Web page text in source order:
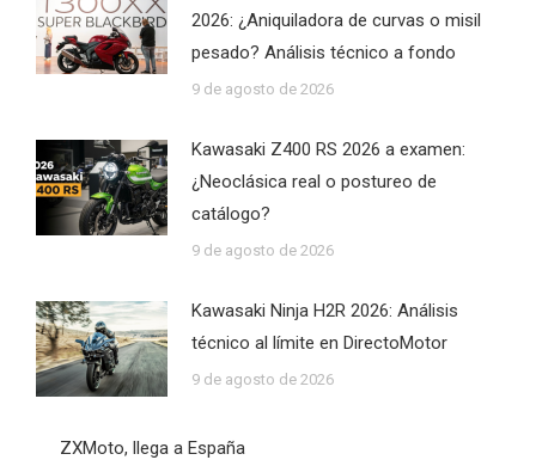
2026: ¿Aniquiladora de curvas o misil
pesado? Análisis técnico a fondo
9 de agosto de 2026
Kawasaki Z400 RS 2026 a examen:
¿Neoclásica real o postureo de
catálogo?
9 de agosto de 2026
Kawasaki Ninja H2R 2026: Análisis
técnico al límite en DirectoMotor
9 de agosto de 2026
ZXMoto, llega a España